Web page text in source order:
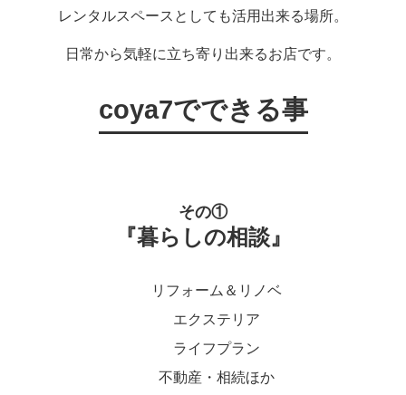
レンタルスペースとしても活用出来る場所。
日常から気軽に立ち寄り出来るお店です。
coya7でできる事
その①
『暮らしの相談』
リフォーム＆リノベ
エクステリア
ライフプラン
不動産・相続ほか